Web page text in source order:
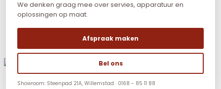
We denken graag mee over servies, apparatuur en
oplossingen op maat.
Afspraak maken
Bel ons
Showroom: Steenpad 21A, Willemstad · 0168 - 85 11 88